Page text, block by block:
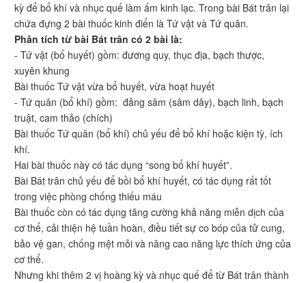
kỳ để bổ khí và nhục quế làm ấm kinh lạc. Trong bài Bát trân lại
chứa đựng 2 bài thuốc kinh điển là Tứ vật và Tứ quân.
Phân tích từ bài Bát trân có 2 bài là:
- Tứ vật (bổ huyết) gồm: đương quy, thục địa, bạch thược,
xuyên khung
Bài thuốc Tứ vật vừa bổ huyết, vừa hoạt huyết
- Tứ quân (bổ khí) gồm: đảng sâm (sâm dây), bạch linh, bạch
truật, cam thảo (chích)
Bài thuốc Tứ quân (bổ khí) chủ yếu để bổ khí hoặc kiện tỳ, ích
khí.
Hai bài thuốc này có tác dụng “song bổ khí huyết”.
Bài Bát trân chủ yếu để bồi bổ khí huyết, có tác dụng rất tốt
trong việc phòng chống thiếu máu
Bài thuốc còn có tác dụng tăng cường khả năng miễn dịch của
cơ thể, cải thiện hệ tuần hoàn, điều tiết sự co bóp của tử cung,
bảo vệ gan, chống mệt mỏi và nâng cao năng lực thích ứng của
cơ thể.
Nhưng khi thêm 2 vị hoàng kỳ và nhục quế để từ Bát trân thành